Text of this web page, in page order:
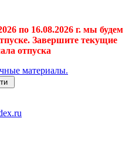
по 16.08.2026 г. мы будем
Завершите текущие
отпуска